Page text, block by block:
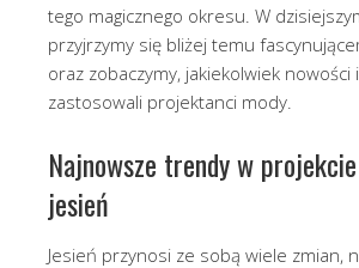
tego magicznego okresu. W
przyjrzymy się bliżej temu
oraz zobaczymy, jakiekolwiek
zastosowali projektanci mody.
Najnowsze trendy w
jesień
Jesień przynosi ze sobą wiele zmian,